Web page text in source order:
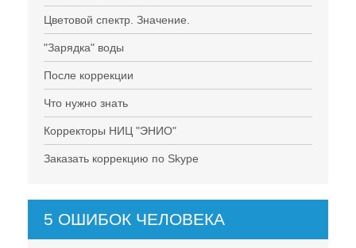
Цветовой спектр. Значение.
"Зарядка" воды
После коррекции
Что нужно знать
Корректоры НИЦ "ЭНИО"
Заказать коррекцию по Skype
5 ОШИБОК ЧЕЛОВЕКА